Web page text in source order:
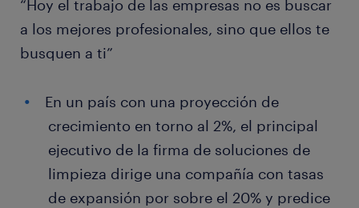
“Hoy el trabajo de las empresas no es buscar
a los mejores profesionales, sino que ellos te
busquen a ti”
En un país con una proyección de
crecimiento en torno al 2%, el principal
ejecutivo de la firma de soluciones de
limpieza dirige una compañía con tasas
de expansión por sobre el 20% y predice